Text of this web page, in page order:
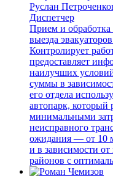
Руслан
Диспетчер
Прием и обработка
выезда
Контролирует
предоставляет
наилучших
суммы в
его отдела
автопарк, который
минимальными
неисправного
ожидания — от 10
и в зависимости
районов с